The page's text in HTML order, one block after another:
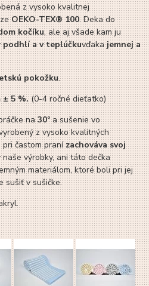
z vysoko kvalitnej
OEKO-TEX® 100. Deka do
kočíku, ale aj všade kam ju
podhlí a v teplúčkuvďakajemnej a
pokožku.
± 5 %.(0-4 ročné dieťatko)
na30ºa sušenie vo
z vysoko kvalitných
pri častom pranízachováva svoj
výrobky, ani táto dečka
materiálom, ktoré boli pri jej
sušiť v sušičke.